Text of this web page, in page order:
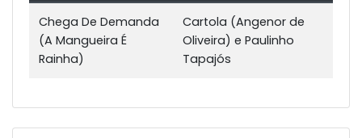
Chega De Demanda
(A Mangueira É
Rainha)
Cartola (Angenor de
Oliveira) e Paulinho
Tapajós